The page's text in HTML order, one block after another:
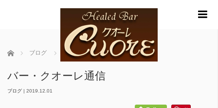
ホーム ブログ バー・クオーレ通信
バー・クオーレ通信
ブログ | 2019.12.01